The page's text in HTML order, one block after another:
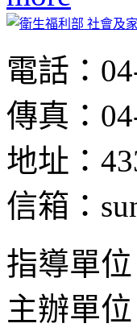
電話：
傳真：
地址：
信箱：
指導單
主辦單